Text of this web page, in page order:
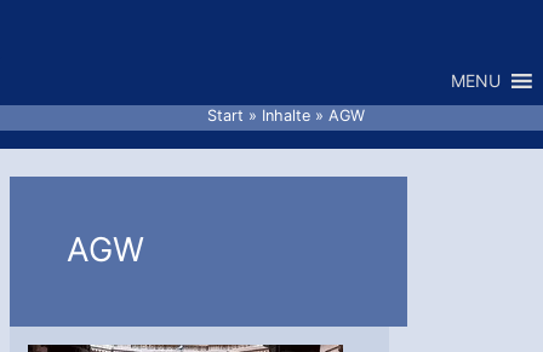
MENU
Start Inhalte AGW
AGW